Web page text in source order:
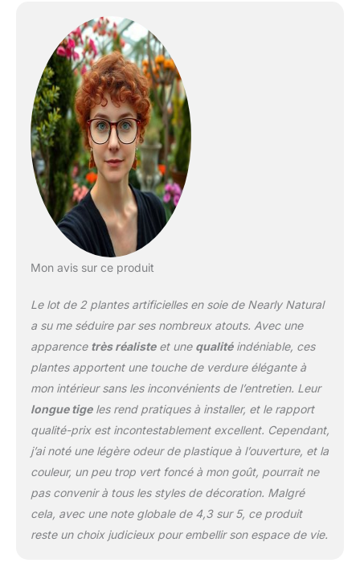
Mon avis sur ce produit
Le lot de 2 plantes artificielles en soie de Nearly Natural
a su me séduire par ses nombreux atouts. Avec une
apparence très réalisteet une qualitéindéniable, ces
plantes apportent une touche de verdure élégante à
mon intérieur sans les inconvénients de l’entretien. Leur
longue tigeles rend pratiques à installer, et le rapport
qualité-prix est incontestablement excellent. Cependant,
j’ai noté une légère odeur de plastique à l’ouverture, et la
couleur, un peu trop vert foncé à mon goût, pourrait ne
pas convenir à tous les styles de décoration. Malgré
cela, avec une note globale de 4,3 sur 5, ce produit
reste un choix judicieux pour embellir son espace de vie.